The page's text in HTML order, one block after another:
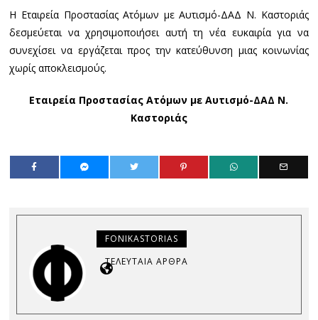
Η Εταιρεία Προστασίας Ατόμων με Αυτισμό-ΔΑΔ Ν. Καστοριάς
δεσμεύεται να χρησιμοποιήσει αυτή τη νέα ευκαιρία για να
συνεχίσει να εργάζεται προς την κατεύθυνση μιας κοινωνίας
χωρίς αποκλεισμούς.
Εταιρεία Προστασίας Ατόμων με Αυτισμό-ΔΑΔ Ν.
Καστοριάς
FONIKASTORIAS
ΤΕΛΕΥΤΑΊΑ ΆΡΘΡΑ